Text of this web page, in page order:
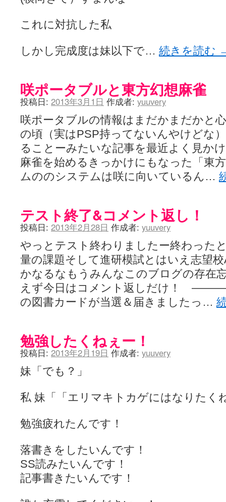
これに対抗した私
しかし完成度は妹以下で… 続きを読む
咲ポータブルと東方幻想麻雀
投稿日: 2013年3月1日 作成者: yuuvery
咲ポータブルの情報はまだかまだかと
の頃（実はPSP持ってないんやけどな
ることーみたいな記事を最近よく見か
麻雀を始めるきっかけにもなった「東
ムののシステムは咲に向いているん…
テスト終了&コメント返し！
投稿日: 2013年2月28日 作成者: yuuvery
やっとテスト終わりましたー終わった
量の課題そして進研模試とはいえ志望
かなるなもうみんなこのブログの存在
えず今日はコメント返しだけ！
の図書カードが当選＆届きましたっ…
勉強したくねぇー！
投稿日: 2013年2月19日 作成者: yuuvery
妹「でも？」
私 妹「「エリマキトカゲにはなりたく
勉強疲れたんです！
落書きをしたいんです！
SS読みたいんです！
記事書きたいんです！